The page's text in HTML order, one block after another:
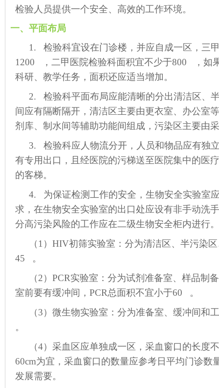
检验人员提供一个安全、高效的工作环境。
一、平面布局
1. 检验科宜设在门诊楼，并应自成一区，三
1200 ，二甲医院检验科面积宜不少于800 ，如
科研、教学任务，面积还应适当增加。
2. 检验科平面布局应能清晰的分出清洁区、
间应有隔断隔开，清洁区主要由更衣室、办公室
剂库、制水间等辅助功能间组成，污染区主要由
3. 检验科应人物流分开，人员和物品应有独
有专用出口，且经医院的污梯送至医院集中的医
的客梯。
4. 为保证检测工作的安全，生物安全实验室
求，在生物安全实验室的出口处应设有非手动洗
分高污染风险的工作应在二级生物安全柜内进行。
（1）HIV初筛实验室：分为清洁区、半污染
45 。
（2）PCR实验室：分为试剂准备室、样品制
室前要有缓冲间，PCR总面积不宜小于60 。
（3）微生物实验室：分为准备室、缓冲间和
。
（4）采血区应单独成一区，采血窗口的长度
60cm为宜，采血窗口的数量应参考日平均门诊数
发展需要。